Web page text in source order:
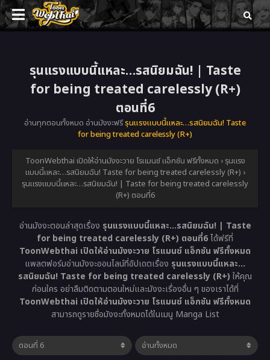
รุนแรงแบบนี้แหละ…รสนิยมฉัน! | Taste
for being treated carelessly (R+)
ตอนที่6
อ่านทุกตอนทั้งหมด อ่านมังงะฟรีรุนแรงแบบนี้แหละ…รสนิยมฉัน! Taste
for being treated carelessly (R+)
ToonWebthai เปิดให้อ่านมังงะวาย โรแมนซ์ แอ็กชัน ฟรีทั้งหมด › รุนแรง
แบบนี้แหละ…รสนิยมฉัน! Taste for being treated carelessly (R+) ›
รุนแรงแบบนี้แหละ…รสนิยมฉัน! | Taste for being treated carelessly
(R+) ตอนที่6
อ่านมังงะตอนล่าสุดเรื่อง รุนแรงแบบนี้แหละ…รสนิยมฉัน! | Taste
for being treated carelessly (R+) ตอนที่6ได้ฟรีที่
ToonWebthai เปิดให้อ่านมังงะวาย โรแมนซ์ แอ็กชัน ฟรีทั้งหมด
แพลตฟอร์มอ่านมังงะออนไลน์ที่อัปเดตเรื่อง รุนแรงแบบนี้แหละ…
รสนิยมฉัน! Taste for being treated carelessly (R+) ให้คุณ
ก่อนใคร อย่าลืมติดตามตอนใหม่และมังงะเรื่องอื่น ๆ ของเราได้ที่
ToonWebthai เปิดให้อ่านมังงะวาย โรแมนซ์ แอ็กชัน ฟรีทั้งหมด
สามารถดูรายชื่อมังงะทั้งหมดได้ในเมนู Manga List